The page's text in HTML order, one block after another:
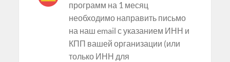
программ на 1 месяц
необходимо направить письмо
на наш email с указанием ИНН и
КПП вашей организации (или
только ИНН для